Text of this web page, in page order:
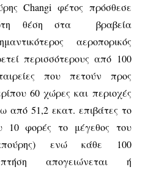
Changi φέτος πρόσθεσε
θέση στα βραβεία
αεροπορικός
περισσότερους από 100
που πετούν προς
60 χώρες και περιοχές
από 51,2 εκατ. επιβάτες το
10 φορές το μέγεθος του
ενώ κάθε 100
απογειώνεται ή